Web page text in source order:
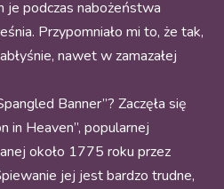
je podczas nabożeństwa
Przypomniało mi to, że tak,
nawet w zamazałej
Banner”? Zaczęła się
in Heaven”, popularnej
około 1775 roku przez
jej jest bardzo trudne,